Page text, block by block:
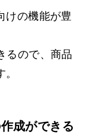
けの機能が豊
るので、商品
成ができる